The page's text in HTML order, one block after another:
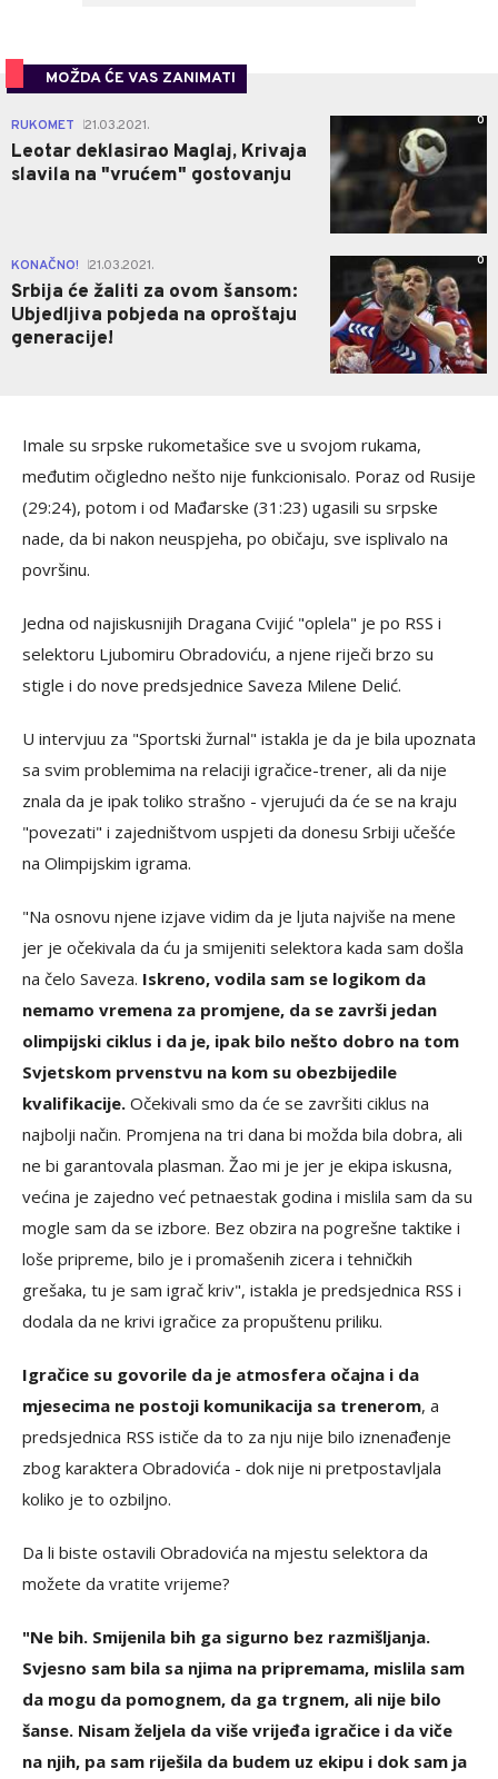
MOŽDA ĆE VAS ZANIMATI
RUKOMET 21.03.2021.
Leotar deklasirao Maglaj, Krivaja
slavila na "vrućem" gostovanju
0
KONAČNO! 21.03.2021.
Srbija će žaliti za ovom šansom:
Ubjedljiva pobjeda na oproštaju
generacije!
0
Imale su srpske rukometašice sve u svojom rukama,
međutim očigledno nešto nije funkcionisalo. Poraz od Rusije
(29:24), potom i od Mađarske (31:23) ugasili su srpske
nade, da bi nakon neuspjeha, po običaju, sve isplivalo na
površinu.
Jedna od najiskusnijih Dragana Cvijić "oplela" je po RSS i
selektoru Ljubomiru Obradoviću, a njene riječi brzo su
stigle i do nove predsjednice Saveza Milene Delić.
U intervjuu za "Sportski žurnal" istakla je da je bila upoznata
sa svim problemima na relaciji igračice-trener, ali da nije
znala da je ipak toliko strašno - vjerujući da će se na kraju
"povezati" i zajedništvom uspjeti da donesu Srbiji učešće
na Olimpijskim igrama.
"Na osnovu njene izjave vidim da je ljuta najviše na mene
jer je očekivala da ću ja smijeniti selektora kada sam došla
na čelo Saveza. Iskreno, vodila sam se logikom da
nemamo vremena za promjene, da se završi jedan
olimpijski ciklus i da je, ipak bilo nešto dobro na tom
Svjetskom prvenstvu na kom su obezbijedile
kvalifikacije. Očekivali smo da će se završiti ciklus na
najbolji način. Promjena na tri dana bi možda bila dobra, ali
ne bi garantovala plasman. Žao mi je jer je ekipa iskusna,
većina je zajedno već petnaestak godina i mislila sam da su
mogle sam da se izbore. Bez obzira na pogrešne taktike i
loše pripreme, bilo je i promašenih zicera i tehničkih
grešaka, tu je sam igrač kriv", istakla je predsjednica RSS i
dodala da ne krivi igračice za propuštenu priliku.
Igračice su govorile da je atmosfera očajna i da
mjesecima ne postoji komunikacija sa trenerom, a
predsjednica RSS ističe da to za nju nije bilo iznenađenje
zbog karaktera Obradovića - dok nije ni pretpostavljala
koliko je to ozbiljno.
Da li biste ostavili Obradovića na mjestu selektora da
možete da vratite vrijeme?
"Ne bih. Smijenila bih ga sigurno bez razmišljanja.
Svjesno sam bila sa njima na pripremama, mislila sam
da mogu da pomognem, da ga trgnem, ali nije bilo
šanse. Nisam željela da više vrijeđa igračice i da viče
na njih, pa sam riješila da budem uz ekipu i dok sam ja